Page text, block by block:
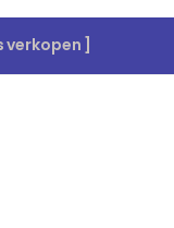
verkopen ]